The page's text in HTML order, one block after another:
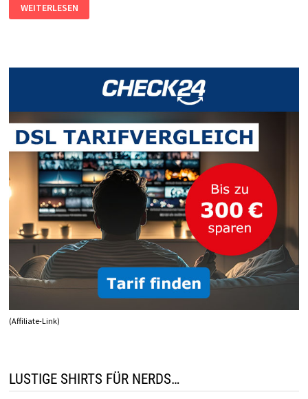
TV:
UPDATES
WEITERLESEN
(Affiliate-Link)
LUSTIGE SHIRTS FÜR NERDS…